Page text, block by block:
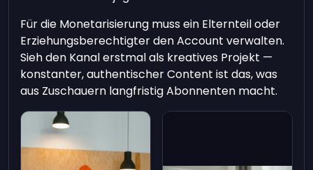
Für die Monetarisierung muss ein Elternteil oder
Erziehungsberechtigter den Account verwalten.
Sieh den Kanal erstmal als kreatives Projekt —
konstanter, authentischer Content ist das, was
aus Zuschauern langfristig Abonnenten macht.